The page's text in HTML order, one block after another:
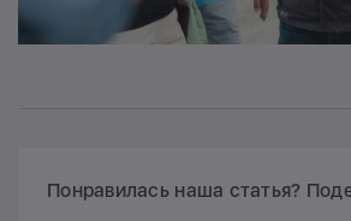
Понравилась наша статья?